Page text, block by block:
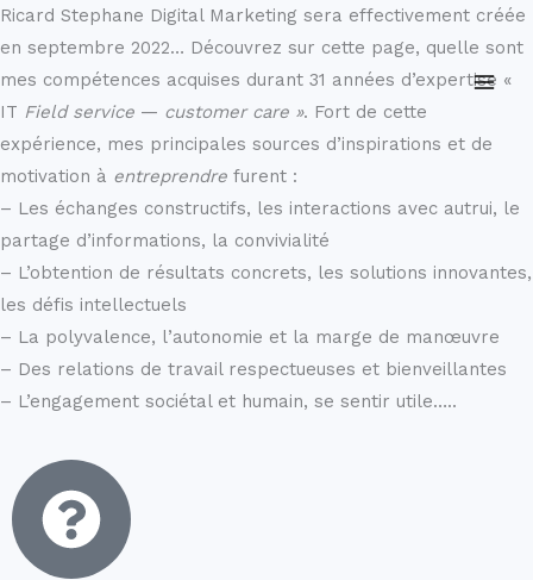
Aller
au
contenu
Ricard Stephane Digital Marketing sera effectivement créée
en septembre 2022… Découvrez sur cette page, quelle sont
mes compétences acquises durant 31 années d’expertise «
IT Field service — customer care ». Fort de cette
expérience, mes principales sources d’inspirations et de
motivation à entreprendre furent :
– Les échanges constructifs, les interactions avec autrui, le
partage d’informations, la convivialité
– L’obtention de résultats concrets, les solutions innovantes,
les défis intellectuels
– La polyvalence, l’autonomie et la marge de manœuvre
– Des relations de travail respectueuses et bienveillantes
– L’engagement sociétal et humain, se sentir utile…..